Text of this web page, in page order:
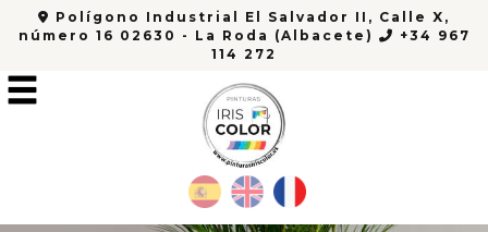
Polígono Industrial El Salvador II, Calle X,
número 16 02630 - La Roda (Albacete)
+34 967
114 272